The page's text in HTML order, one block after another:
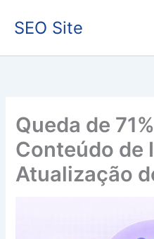
para
conteúdo
SEO Site
Queda de
Conteúdo de
Atualização